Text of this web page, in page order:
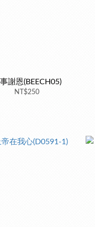
謝恩(BEECH05)
NT$250